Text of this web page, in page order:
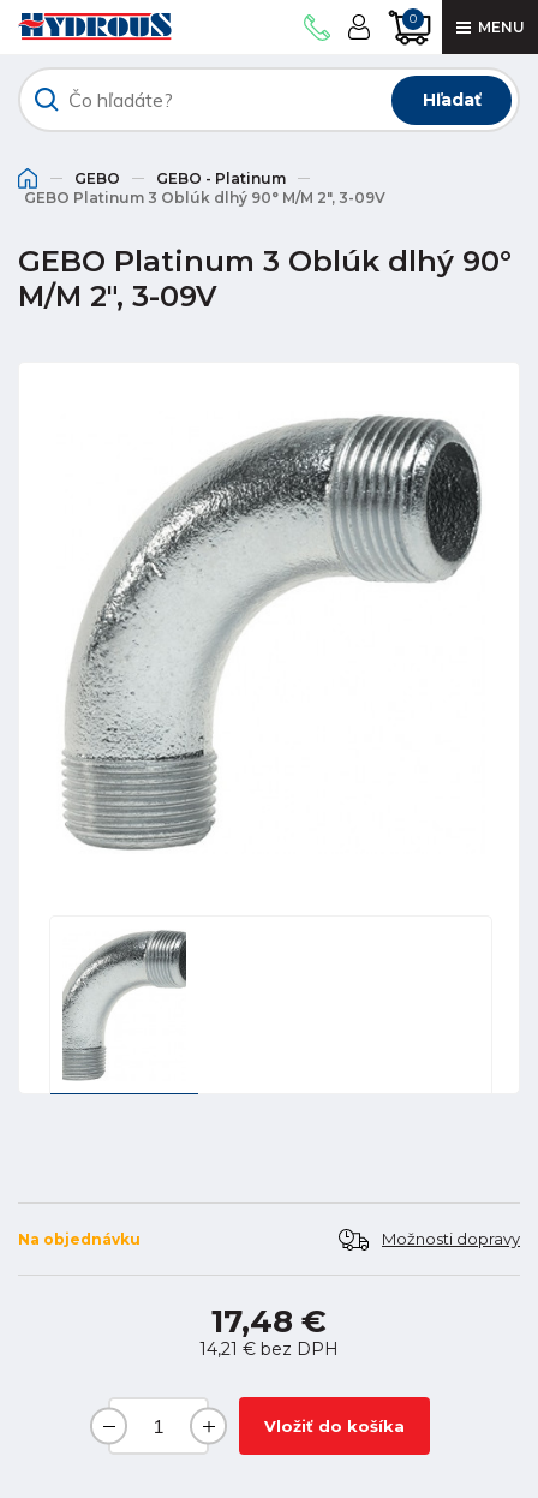
0 MENU
Hľadať
GEBO
GEBO - Platinum
GEBO Platinum 3 Oblúk dlhý 90° M/M 2", 3-09V
GEBO Platinum 3 Oblúk dlhý 90°
M/M 2", 3-09V
Na objednávku Možnosti dopravy
17,48 €
14,21 € bez DPH
Vložiť do košíka